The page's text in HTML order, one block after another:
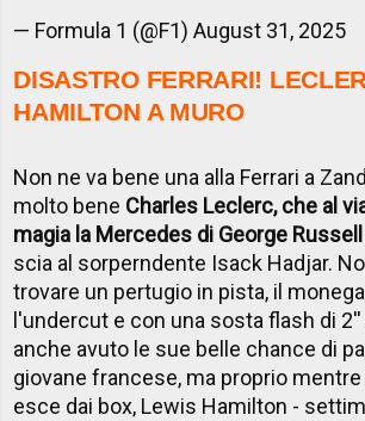
— Formula 1 (@F1)August 31, 2025
DISASTRO FERRARI!
HAMILTON A MURO
Non ne va bene una alla Ferrari a
molto bene Charles Leclerc, che al
magia la Mercedes di George Russell
scia al sorperndente Isack Hadjar.
trovare un pertugio in pista, il
l'undercut e con una sosta flash di
anche avuto le sue belle chance di
giovane francese, ma proprio
esce dai box, Lewis Hamilton -